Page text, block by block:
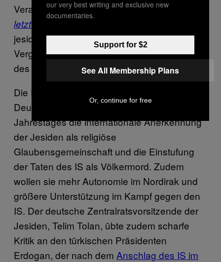
Verantwortlichen für die Verbrechen„
letzten Mann
jesidische Einheiten führten
Vergeltungsschläge gegen den IS im Westen
des Shingal-Gebirges.
Die Föderation der Jesidischen Vereine in
Deutschland
fordertein Zuge des
Jahrestages die internationale Anerkennung
der Jesiden als religiöse
Glaubensgemeinschaft und die Einstufung
der Taten des IS als Völkermord. Zudem
wollen sie mehr Autonomie im Nordirak und
größere Unterstützung im Kampf gegen den
IS. Der deutsche Zentralratsvorsitzende der
Jesiden, Telim Tolan, übte zudem scharfe
Kritik an den türkischen Präsidenten
Erdogan, der nach dem Anschlag des IS im
our very best writing and exclusive new
documentaries.
Support for $2
See All Membership Plans
Or, continue for free